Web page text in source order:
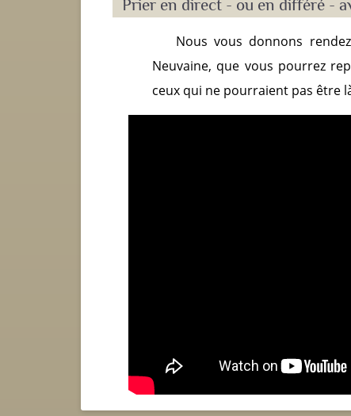
Prier en direct - ou en différé -
Nous vous donnons
Neuvaine, que vous pourrez
ceux qui ne pourraient pas être